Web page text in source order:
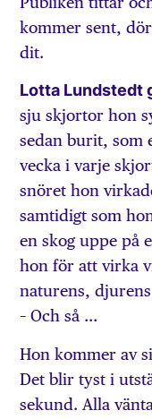
kommer sent,
dit.
Lotta Lundstedt
sju skjortor hon
sedan burit, som
vecka i varje
snöret hon
samtidigt som
en skog uppe på
hon för att virka
naturens,
– Och så …
Hon kommer av
Det blir tyst i
sekund. Alla